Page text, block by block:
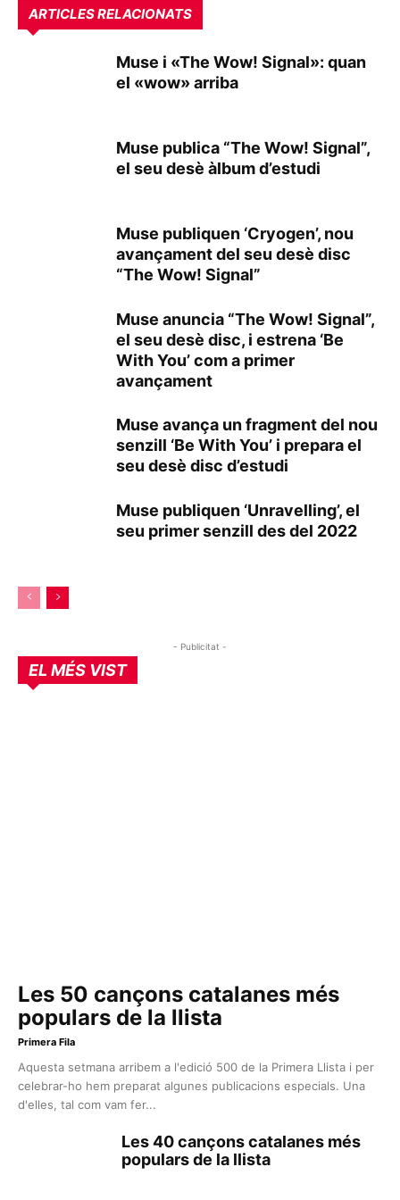
ARTICLES RELACIONATS
Muse i «The Wow! Signal»: quan
el «wow» arriba
Muse publica “The Wow! Signal”,
el seu desè àlbum d’estudi
Muse publiquen ‘Cryogen’, nou
avançament del seu desè disc
“The Wow! Signal”
Muse anuncia “The Wow! Signal”,
el seu desè disc, i estrena ‘Be
With You’ com a primer
avançament
Muse avança un fragment del nou
senzill ‘Be With You’ i prepara el
seu desè disc d’estudi
Muse publiquen ‘Unravelling’, el
seu primer senzill des del 2022
- Publicitat -
EL MÉS VIST
Les 50 cançons catalanes més
populars de la llista
Primera Fila
Aquesta setmana arribem a l'edició 500 de la Primera Llista i per
celebrar-ho hem preparat algunes publicacions especials. Una
d'elles, tal com vam fer...
Les 40 cançons catalanes més
populars de la llista